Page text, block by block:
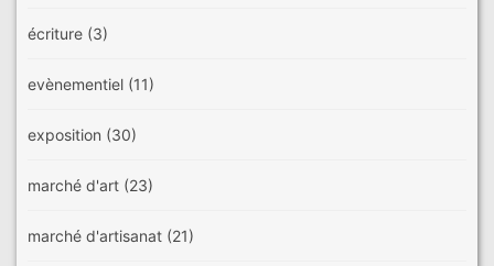
écriture (3)
evènementiel (11)
exposition (30)
marché d'art (23)
marché d'artisanat (21)